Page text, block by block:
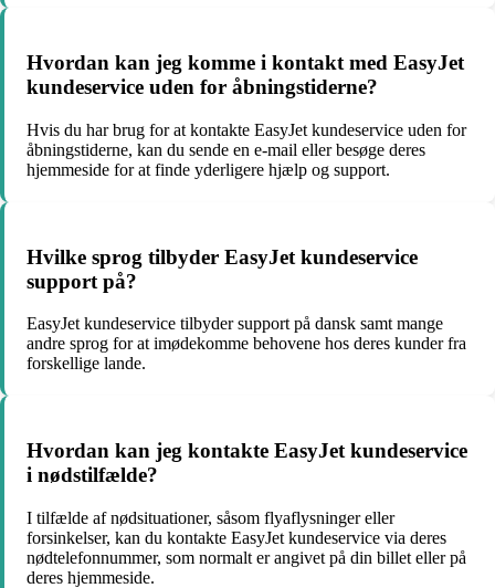
Hvordan kan jeg komme i kontakt med EasyJet
kundeservice uden for åbningstiderne?
Hvis du har brug for at kontakte EasyJet kundeservice uden for
åbningstiderne, kan du sende en e-mail eller besøge deres
hjemmeside for at finde yderligere hjælp og support.
Hvilke sprog tilbyder EasyJet kundeservice
support på?
EasyJet kundeservice tilbyder support på dansk samt mange
andre sprog for at imødekomme behovene hos deres kunder fra
forskellige lande.
Hvordan kan jeg kontakte EasyJet kundeservice
i nødstilfælde?
I tilfælde af nødsituationer, såsom flyaflysninger eller
forsinkelser, kan du kontakte EasyJet kundeservice via deres
nødtelefonnummer, som normalt er angivet på din billet eller på
deres hjemmeside.